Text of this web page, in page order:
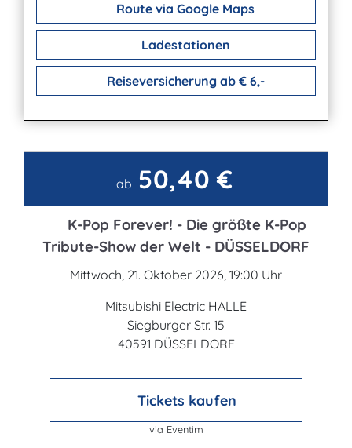
Route via Google Maps
Ladestationen
Reiseversicherung ab € 6,-
Kontaktab 50,40 €
K-Pop Forever! - Die größte K-Pop
Tribute-Show der Welt - DÜSSELDORF
Mittwoch, 21. Oktober 2026, 19:00 Uhr
Mitsubishi Electric HALLE
Siegburger Str. 15
40591 DÜSSELDORF
Tickets kaufen
via Eventim